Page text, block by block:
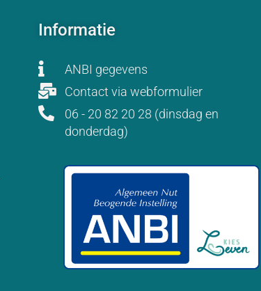
Informatie
ANBI gegevens
Contact via webformulier
06 - 20 82 20 28 (dinsdag en
donderdag)